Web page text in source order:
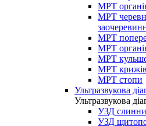
МРТ
МРТ
МРТ
МРТ
МРТ
МРТ
МРТ стопи
Ультразвукова
Ультразвукова
УЗД
УЗД